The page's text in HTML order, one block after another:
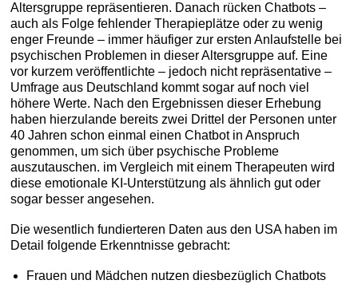
Altersgruppe repräsentieren. Danach rücken Chatbots –
auch als Folge fehlender Therapieplätze oder zu wenig
enger Freunde – immer häufiger zur ersten Anlaufstelle bei
psychischen Problemen in dieser Altersgruppe auf. Eine
vor kurzem veröffentlichte – jedoch nicht repräsentative –
Umfrage aus Deutschland kommt sogar auf noch viel
höhere Werte. Nach den Ergebnissen dieser Erhebung
haben hierzulande bereits zwei Drittel der Personen unter
40 Jahren schon einmal einen Chatbot in Anspruch
genommen, um sich über psychische Probleme
auszutauschen. im Vergleich mit einem Therapeuten wird
diese emotionale KI-Unterstützung als ähnlich gut oder
sogar besser angesehen.
Die wesentlich fundierteren Daten aus den USA haben im
Detail folgende Erkenntnisse gebracht:
Frauen und Mädchen nutzen diesbezüglich Chatbots